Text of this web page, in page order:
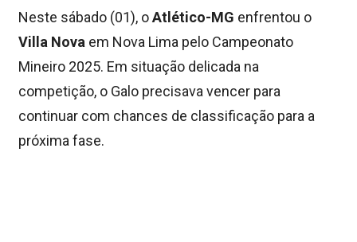
Neste sábado (01), oAtlético-MG enfrentou o
Villa Nova em Nova Lima pelo Campeonato
Mineiro 2025. Em situação delicada na
competição, o Galo precisava vencer para
continuar com chances de classificação para a
próxima fase.